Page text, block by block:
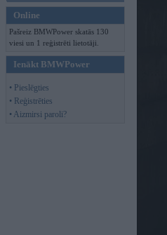
Online
Pašreiz BMWPower skatās 130
viesi un 1 reģistrēti lietotāji.
Ienākt BMWPower
• Pieslēgties
• Reģistrēties
• Aizmirsi paroli?